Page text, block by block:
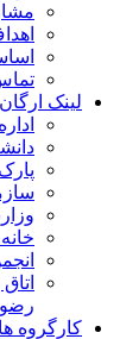
لینک
کارگروه ها